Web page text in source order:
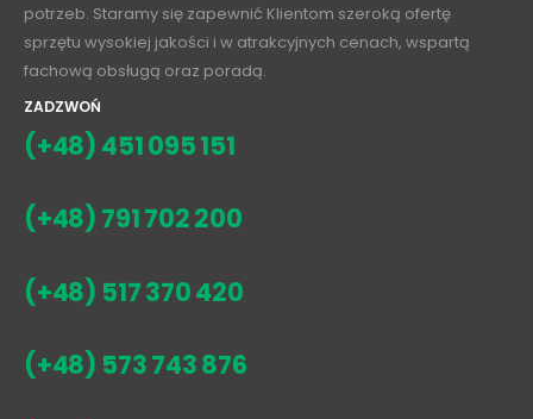
potrzeb. Staramy się zapewnić Klientom szeroką ofertę
sprzętu wysokiej jakości i w atrakcyjnych cenach, wspartą
fachową obsługą oraz poradą.
ZADZWOŃ
(+48) 451 095 151
(+48) 791 702 200
(+48) 517 370 420
(+48) 573 743 876